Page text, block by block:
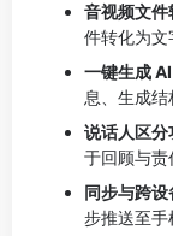
音视频文件
件转化为文
一键生成
息、生成结
说话人区分
于回顾与责
同步与跨设
步推送至手